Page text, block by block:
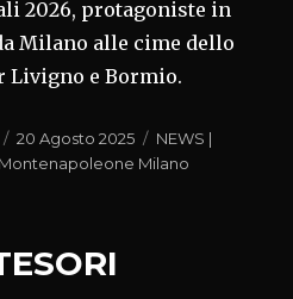
2026, protagoniste in
Milano alle cime dello
Livigno e Bormio.
Pubblicato
il
20 Agosto 2025 Categorie
NEWS |
Milano